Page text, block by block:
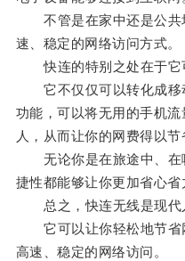
不管是在家中还是公共
速、稳定的网络访问方式。
快连的特别之处在于它
它不仅仅可以转化成移
功能，可以将无用的手机
人，从而让你的网费得以节
无论你是在旅途中、在
捷性都能够让你更加省心省
总之，快连无线是现代
它可以让你轻松地节省
高速、稳定的网络访问。